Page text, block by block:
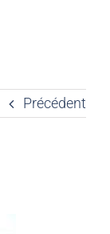
Précédent